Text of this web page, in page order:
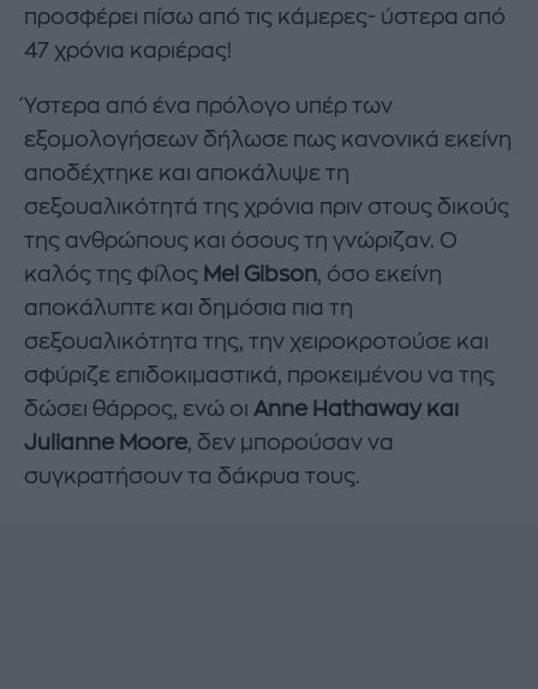
προσφέρει πίσω από τις κάμερες- ύστερα από
47 χρόνια καριέρας!
Ύστερα από ένα πρόλογο υπέρ των
εξομολογήσεων δήλωσε πως κανονικά εκείνη
αποδέχτηκε και αποκάλυψε τη
σεξουαλικότητά της χρόνια πριν στους δικούς
της ανθρώπους και όσους τη γνώριζαν. Ο
καλός της φίλος Mel Gibson , όσο εκείνη
αποκάλυπτε και δημόσια πια τη
σεξουαλικότητα της, την χειροκροτούσε και
σφύριζε επιδοκιμαστικά, προκειμένου να της
δώσει θάρρος, ενώ οι Anne Hathaway και
Julianne Moore , δεν μπορούσαν να
συγκρατήσουν τα δάκρυα τους.